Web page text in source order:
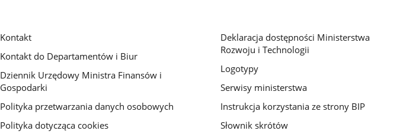
Kontakt
Kontakt do Departamentów i Biur
Dziennik Urzędowy Ministra Finansów i
Gospodarki
Polityka przetwarzania danych osobowych
Polityka dotycząca cookies
Deklaracja dostępności Ministerstwa
Rozwoju i Technologii
Logotypy
Serwisy ministerstwa
Instrukcja korzystania ze strony BIP
Słownik skrótów